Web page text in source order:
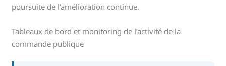
poursuite de l’amélioration continue.
Tableaux de bord et monitoring de l’activité de la
commande publique